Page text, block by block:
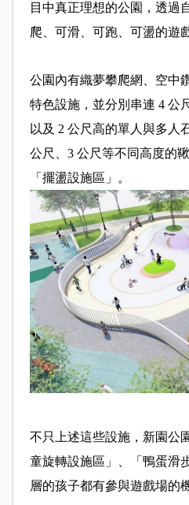
目中真正理想的公園，透過
爬、可滑、可跑、可盪的遊
公園內有織夢攀爬網、空中
特色設施，並分別串連 4 公
以及 2 公尺高的單人與多人
公尺、3 公尺等不同高度的
「擺盪設施區」。
不只上述這些設施，新園公
童旋轉設施區」、「鴨蛋滑
層的孩子都有參與遊戲場的